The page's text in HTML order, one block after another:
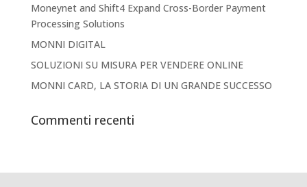
Moneynet and Shift4 Expand Cross-Border Payment
Processing Solutions
MONNI DIGITAL
SOLUZIONI SU MISURA PER VENDERE ONLINE
MONNI CARD, LA STORIA DI UN GRANDE SUCCESSO
Commenti recenti